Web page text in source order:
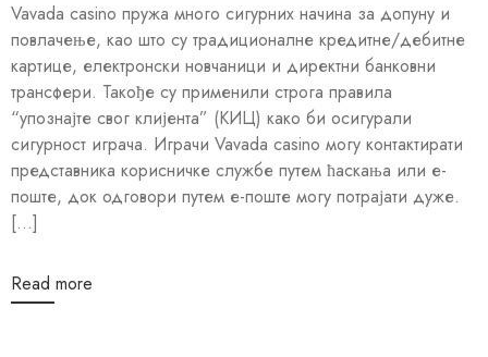
Vavada casino пружа много сигурних начина за допуну и
повлачење, као што су традиционалне кредитне/дебитне
картице, електронски новчаници и директни банковни
трансфери. Такође су применили строга правила
“упознајте свог клијента” (КИЦ) како би осигурали
сигурност играча. Играчи Vavada casino могу контактирати
представника корисничке службе путем ћаскања или е-
поште, док одговори путем е-поште могу потрајати дуже.
[...]
Read more